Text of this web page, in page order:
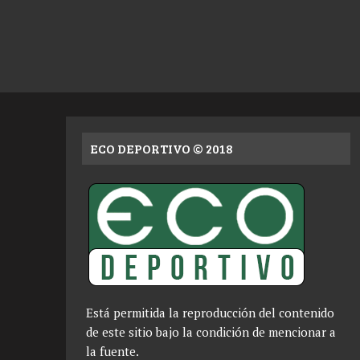
ECO DEPORTIVO © 2018
Está permitida la reproducción del contenido
de este sitio bajo la condición de mencionar a
la fuente.